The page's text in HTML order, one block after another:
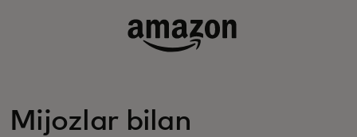
Mijozlar bilan